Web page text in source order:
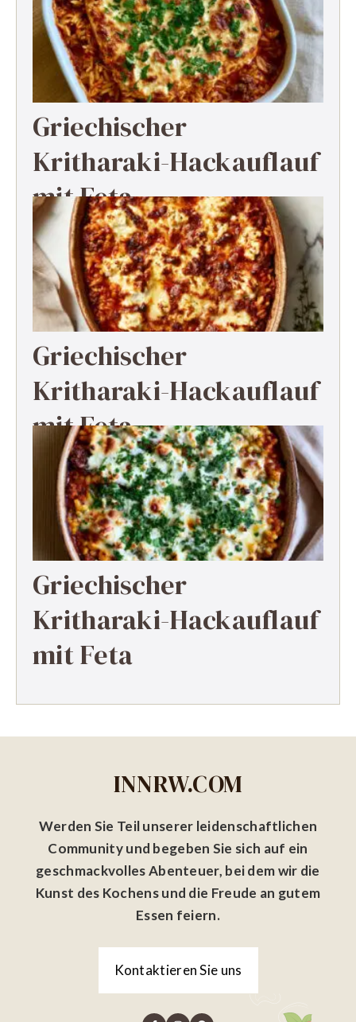
Griechischer
Kritharaki-Hackauflauf
mit Feta
Griechischer
Kritharaki-Hackauflauf
mit Feta
Griechischer
Kritharaki-Hackauflauf
mit Feta
INNRW.COM
Werden Sie Teil unserer leidenschaftlichen
Community und begeben Sie sich auf ein
geschmackvolles Abenteuer, bei dem wir die
Kunst des Kochens und die Freude an gutem
Essen feiern.
Kontaktieren Sie uns